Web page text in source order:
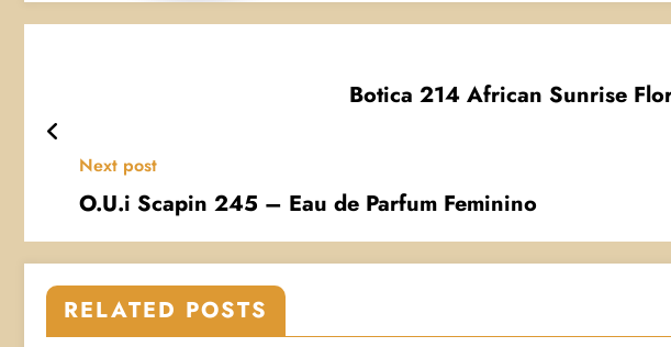
Botica 214 African Sunrise
Next post
O.U.i Scapin 245 – Eau de Parfum Feminino
RELATED POSTS